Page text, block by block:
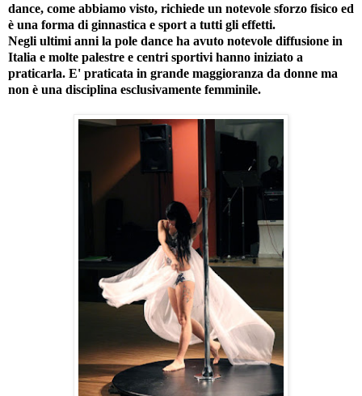
dance, come abbiamo visto, richiede un notevole sforzo fisico ed
è una forma di ginnastica e sport a tutti gli effetti.
Negli ultimi anni la pole dance ha avuto notevole diffusione in
Italia e molte palestre e centri sportivi hanno iniziato a
praticarla. E' praticata in grande maggioranza da donne ma
non è una disciplina esclusivamente femminile.